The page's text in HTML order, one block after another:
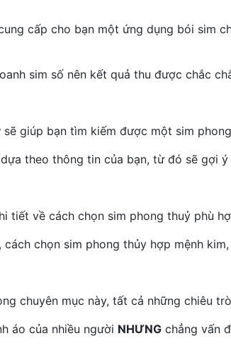
cấp cho bạn một ứng dụng bói sim
sim số nên kết quả thu được chắc
sẽ giúp bạn tìm kiếm được một sim
theo thông tin của bạn, từ đó sẽ gợi
tiết về cách chọn sim phong thuỷ phù
chọn sim phong thủy hợp mệnh
chuyên mục này, tất cả những chiêu
áo của nhiều người NHƯNG chẳng vấn